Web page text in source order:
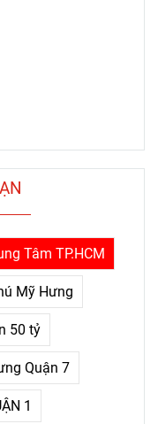
Tâm TP.HCM
Mỹ Hưng
50 tỷ
Quận 7
1